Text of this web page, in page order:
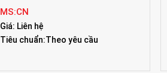
MS:CN
Giá: Liên hệ
Tiêu chuẩn:Theo yêu cầu